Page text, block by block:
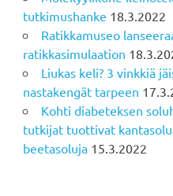
tutkimushanke 18.3.2022
Ratikkamuseo
ratikkasimulaation
Liukas keli? 3 vinkkiä
nastakengät tarpeen
Kohti diabeteksen
tutkijat tuottivat
beetasoluja 15.3.2022